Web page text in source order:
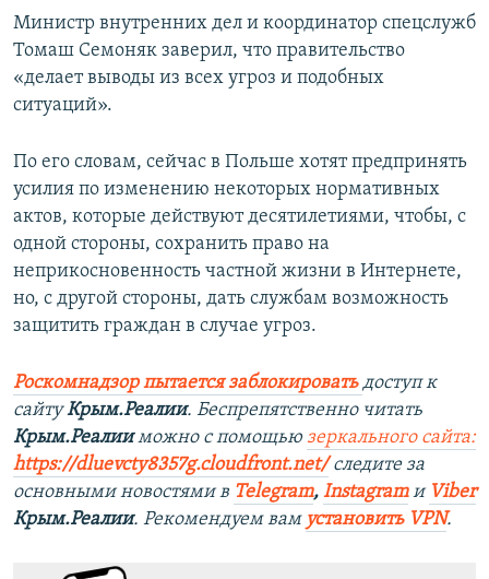
Министр внутренних дел и координатор спецслужб
Томаш Семоняк заверил, что правительство
«делает выводы из всех угроз и подобных
ситуаций».
По его словам, сейчас в Польше хотят предпринять
усилия по изменению некоторых нормативных
актов, которые действуют десятилетиями, чтобы, с
одной стороны, сохранить право на
неприкосновенность частной жизни в Интернете,
но, с другой стороны, дать службам возможность
защитить граждан в случае угроз.
Роскомнадзор пытается заблокировать доступ к
сайтуКрым.Реалии. Беспрепятственно читать
Крым.Реалииможно с помощью зеркального сайта:
https://dluevcty8357g.cloudfront.net/ следите за
основными новостями в Telegram, Instagramи Viber
Крым.Реалии. Рекомендуем вам установить VPN.